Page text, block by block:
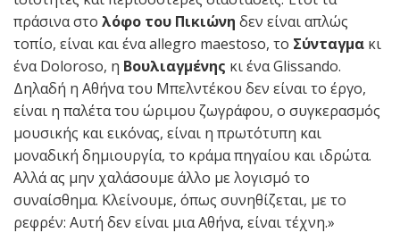
πράσινα στο λόφο του Πικιώνη δεν είναι απλώς
τοπίο, είναι και ένα allegro maestoso, το Σύνταγμα κι
ένα Doloroso, η Βουλιαγμένης κι ένα Glissando.
Δηλαδή η Αθήνα του Μπελντέκου δεν είναι το έργο,
είναι η παλέτα του ώριμου ζωγράφου, ο συγκερασμός
μουσικής και εικόνας, είναι η πρωτότυπη και
μοναδική δημιουργία, το κράμα πηγαίου και ιδρώτα.
Αλλά ας μην χαλάσουμε άλλο με λογισμό το
συναίσθημα. Κλείνουμε, όπως συνηθίζεται, με το
ρεφρέν: Αυτή δεν είναι μια Αθήνα, είναι τέχνη.»